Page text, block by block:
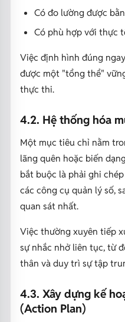
Có đo lường được
Có phù hợp với thực
Việc định hình đúng
được một "tổng thể"
thực thi.
4.2. Hệ thống hóa
Một mục tiêu chỉ nằm
lãng quên hoặc biến
bắt buộc là phải ghi
các công cụ quản lý số,
quan sát nhất.
Việc thường xuyên tiếp
sự nhắc nhở liên tục, từ
thân và duy trì sự tập
4.3. Xây dựng kế
(Action Plan)